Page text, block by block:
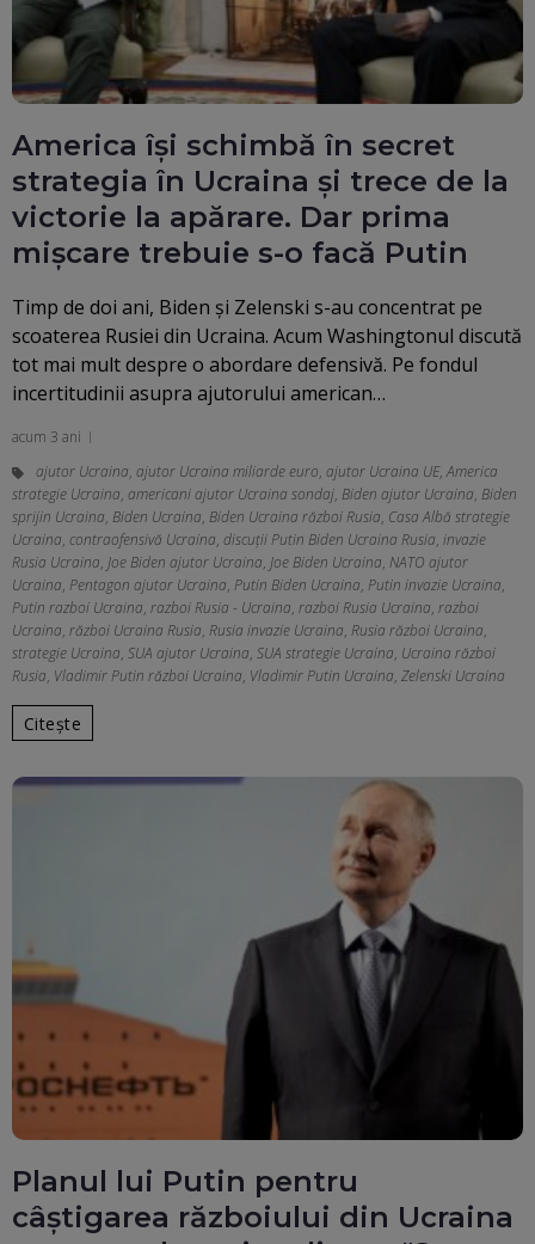
America își schimbă în secret
strategia în Ucraina și trece de la
victorie la apărare. Dar prima
mișcare trebuie s-o facă Putin
Timp de doi ani, Biden și Zelenski s-au concentrat pe
scoaterea Rusiei din Ucraina. Acum Washingtonul discută
tot mai mult despre o abordare defensivă. Pe fondul
incertitudinii asupra ajutorului american…
acum 3 ani
ajutor Ucraina, ajutor Ucraina miliarde euro, ajutor Ucraina UE,America
strategie Ucraina, americani ajutor Ucraina sondaj, Biden ajutor Ucraina, Biden
sprijin Ucraina, Biden Ucraina, Biden Ucraina război Rusia, Casa Albă strategie
Ucraina, contraofensivă Ucraina, discuții Putin Biden Ucraina Rusia, invazie
Rusia Ucraina, Joe Biden ajutor Ucraina, Joe Biden Ucraina, NATO ajutor
Ucraina, Pentagon ajutor Ucraina, Putin Biden Ucraina, Putin invazie Ucraina,
Putin razboi Ucraina, razboi Rusia - Ucraina, razboi Rusia Ucraina, razboi
Ucraina, război Ucraina Rusia, Rusia invazie Ucraina, Rusia război Ucraina,
strategie Ucraina, SUA ajutor Ucraina, SUA strategie Ucraina, Ucraina război
Rusia, Vladimir Putin război Ucraina, Vladimir Putin Ucraina, Zelenski Ucraina
Citește
Planul lui Putin pentru
câștigarea războiului din Ucraina